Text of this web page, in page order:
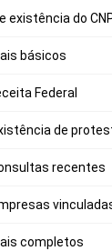
existência do
básicos
Federal
de
recentes
completos